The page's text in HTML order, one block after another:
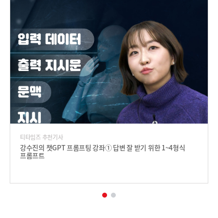
티타임즈 추천기사
강수진의 챗GPT 프롬프팅 강좌① 답변 잘 받기 위한 1~4형식
프롬프트